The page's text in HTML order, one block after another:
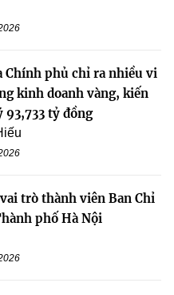
Chính phủ chỉ ra nhiều vi
kinh doanh vàng, kiến
93,733 tỷ đồng
trò thành viên Ban Chỉ
phố Hà Nội